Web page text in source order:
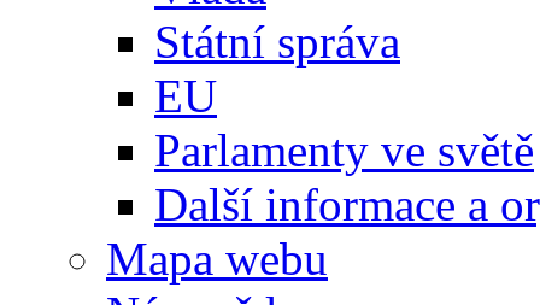
Státní správa
EU
Parlamenty ve světě
Další informace a
Mapa webu